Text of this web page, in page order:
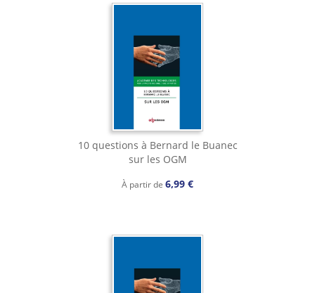
10 questions à Bernard le Buanec
sur les OGM
À partir de 6,99 €